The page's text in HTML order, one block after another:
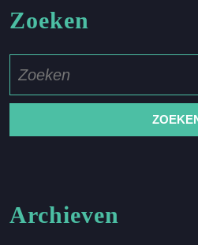
Zoeken
naar:
Archieven